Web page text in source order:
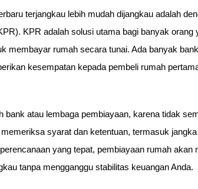
terjangkau lebih mudah dijangkau adalah
KPR adalah solusi utama bagi banyak orang
membayar rumah secara tunai. Ada banyak
kesempatan kepada pembeli rumah
bank atau lembaga pembiayaan, karena tidak
syarat dan ketentuan, termasuk
yang tepat, pembiayaan rumah akan
tanpa mengganggu stabilitas keuangan Anda.